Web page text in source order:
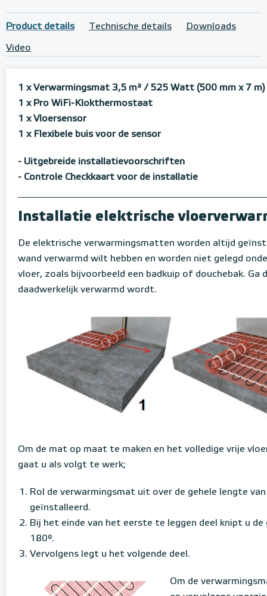
Product details Technische details Downloads
Video
1 x Verwarmingsmat 3,5 m² / 525 Watt (500 mm x 7 m)
1 x Pro WiFi-Klokthermostaat
1 x Vloersensor
1 x Flexibele buis voor de sensor
- Uitgebreide installatievoorschriften
- Controle Checkkaart voor de installatie
Installatie elektrische
De elektrische verwarmingsmatten worden altijd
wand verwarmd wilt hebben en worden niet gelegd
vloer, zoals bijvoorbeeld een badkuip of douchebak.
daadwerkelijk verwarmd wordt.
Om de mat op maat te maken en het volledige vrije
gaat u als volgt te werk;
Rol de verwarmingsmat uit over de gehele lengte
geïnstalleerd.
Bij het einde van het eerste te leggen deel knipt u
180°.
Vervolgens legt u het volgende deel.
Om de